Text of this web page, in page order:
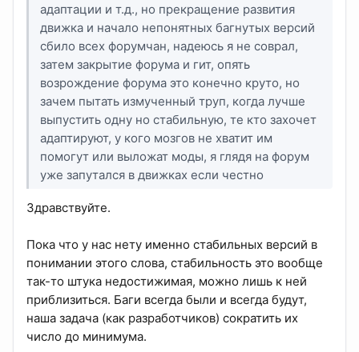
адаптации и т.д., но прекращение развития
движка и начало непонятных багнутых версий
сбило всех форумчан, надеюсь я не соврал,
затем закрытие форума и гит, опять
возрождение форума это конечно круто, но
зачем пытать измученный труп, когда лучше
выпустить одну но стабильную, те кто захочет
адаптируют, у кого мозгов не хватит им
помогут или выложат моды, я глядя на форум
уже запутался в движках если честно
Здравствуйте.
Пока что у нас нету именно стабильных версий в
понимании этого слова, стабильность это вообще
так-то штука недостижимая, можно лишь к ней
приблизиться. Баги всегда были и всегда будут,
наша задача (как разработчиков) сократить их
число до минимума.